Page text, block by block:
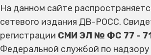
На данном сайте
сетевого издания ДВ-РОСС.
регистрации СМИ ЭЛ № ФС 77 -
Федеральной службой по надзору